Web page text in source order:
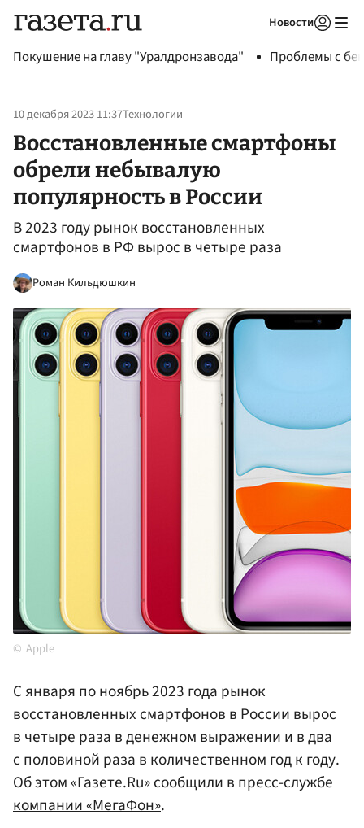
Новости
Покушение на главу "Уралдронзавода" Проблемы с
10 декабря 2023 11:37Технологии
Восстановленные смартфоны
обрели небывалую
популярность в России
В 2023 году рынок восстановленных
смартфонов в РФ вырос в четыре раза
Роман Кильдюшкин
Apple
С января по ноябрь 2023 года рынок
восстановленных смартфонов в России вырос
в четыре раза в денежном выражении и в два
с половиной раза в количественном год к году.
Об этом «Газете.Ru» сообщили в пресс-службе
компании «МегаФон».